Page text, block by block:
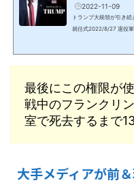
2022-11-09
トランプ大統領が引き
就任式2022/8/27 退役
he chiefヘイル・トゥ・
最後にこの権限が
戦中のフランクリ
室で死去するまで
大手メディアが前